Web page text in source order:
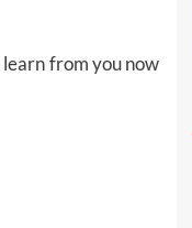
from you now